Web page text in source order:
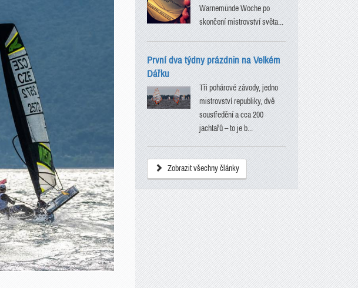
Warnemünde Woche po
skončení mistrovství světa...
První dva týdny prázdnin na Velkém
Dářku
Tři pohárové závody, jedno
mistrovství republiky, dvě
soustředění a cca 200
jachtařů – to je b...
Zobrazit všechny články